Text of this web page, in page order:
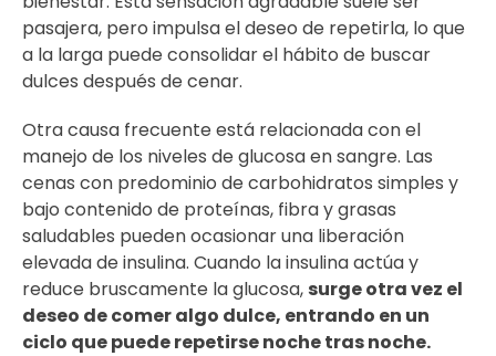
pasajera, pero impulsa el deseo de repetirla, lo que
a la larga puede consolidar el hábito de buscar
dulces después de cenar.
Otra causa frecuente está relacionada con el
manejo de los niveles de glucosa en sangre. Las
cenas con predominio de carbohidratos simples y
bajo contenido de proteínas, fibra y grasas
saludables pueden ocasionar una liberación
elevada de insulina. Cuando la insulina actúa y
reduce bruscamente la glucosa, surge otra vez el
deseo de comer algo dulce, entrando en un
ciclo que puede repetirse noche tras noche.